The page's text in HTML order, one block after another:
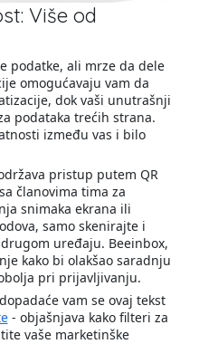
Više od
podatke, ali mrze da dele
omogućavaju vam da
dok vaši unutrašnji
podataka trećih strana.
između vas i bilo
pristup putem QR
članovima tima za
snimaka ekrana ili
samo skenirajte i
uređaju. Beeinbox,
kako bi olakšao saradnju
pri prijavljivanju.
vam se ovaj tekst
- objašnjava kako filteri za
vaše marketinške